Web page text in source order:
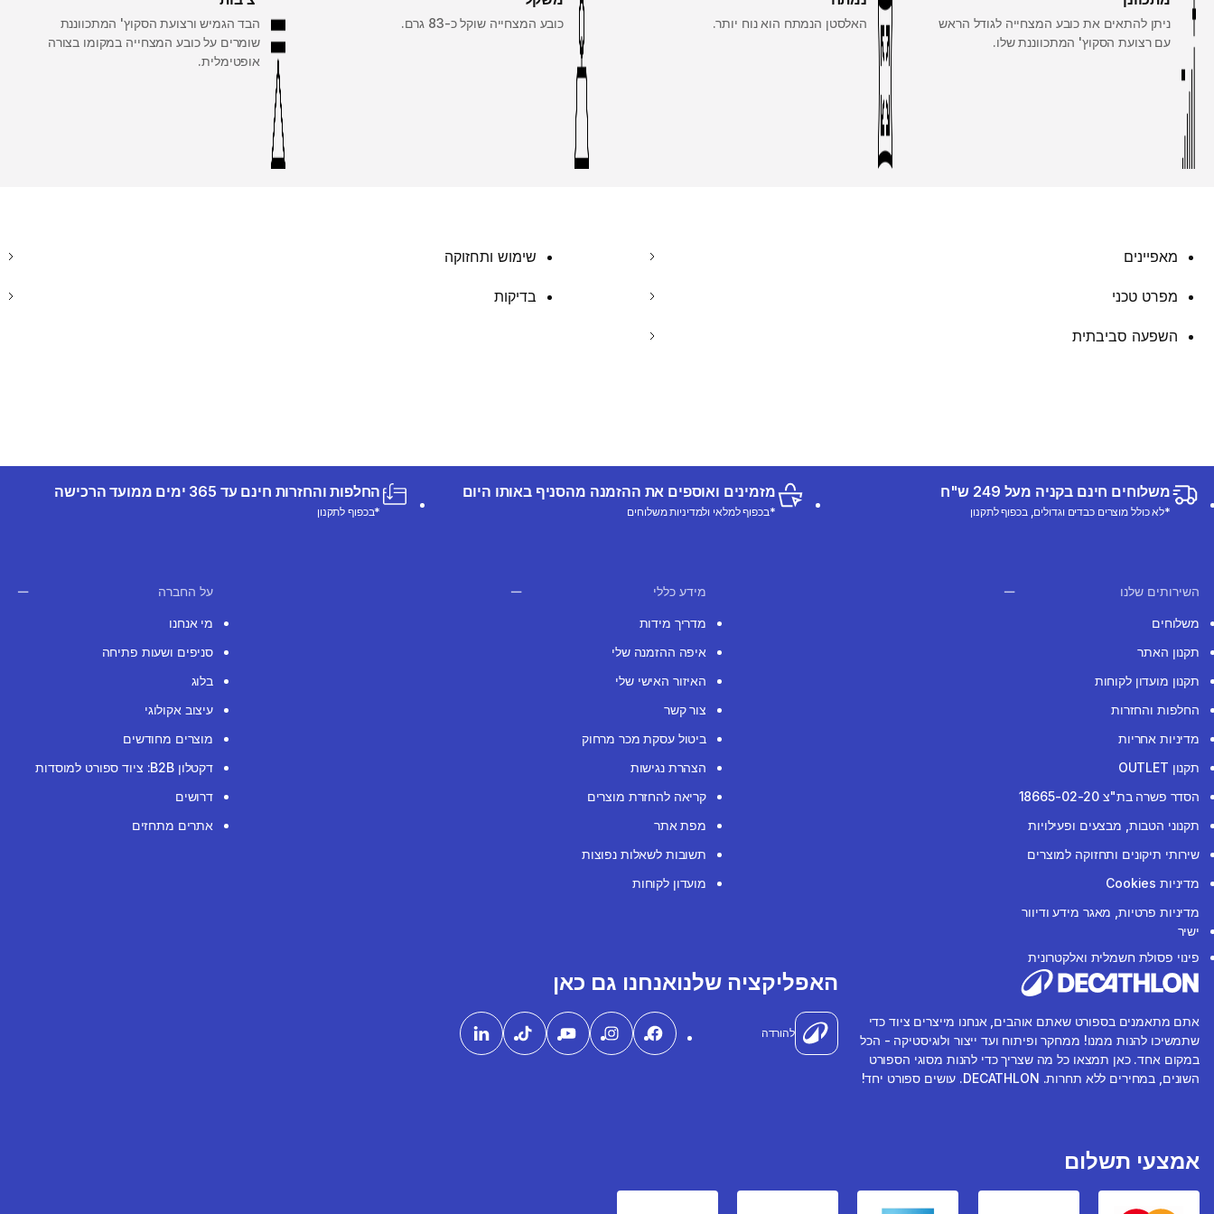
ניתן להתאים את כובע המצחייה לגודל הראש
עם רצועת הסקוץ' המתכווננת שלו.
האלסטן הנמתח הוא נוח יותר. כובע המצחייה שוקל כ-83 גרם.
הבד הגמיש ורצועת הסקוץ' המתכווננת
שומרים על כובע המצחייה במקומו בצורה
אופטימלית.
מאפיינים שימוש ותחזוקה
מפרט טכני בדיקות
השפעה סביבתית
משלוחים חינם בקניה מעל 249 ש"ח
*לא כולל מוצרים כבדים וגדולים, בכפוף לתקנון
מזמינים ואוספים את ההזמנה מהסניף באותו היום
*בכפוף למלאי ולמדיניות משלוחים
החלפות והחזרות חינם עד 365 ימים ממועד הרכישה
*בכפוף לתקנון
השירותים שלנו
משלוחים
תקנון האתר
תקנון מועדון לקוחות
החלפות והחזרות
מדיניות אחריות
תקנון OUTLET
הסדר פשרה בת"צ 18665-02-20
תקנוני הטבות, מבצעים ופעילויות
שירותי תיקונים ותחזוקה למוצרים
מדיניות Cookies
מדיניות פרטיות, מאגר מידע ודיוור
ישיר
פינוי פסולת חשמלית ואלקטרונית
מידע כללי
מדריך מידות
איפה ההזמנה שלי
האיזור האישי שלי
צור קשר
ביטול עסקת מכר מרחוק
הצהרת נגישות
קריאה להחזרת מוצרים
מפת אתר
תשובות לשאלות נפוצות
מועדון לקוחות
על החברה
מי אנחנו
סניפים ושעות פתיחה
בלוג
עיצוב אקולוגי
מוצרים מחודשים
דקטלון B2B: ציוד ספורט למוסדות
דרושים
אתרים מתחזים
אתם מתאמנים בספורט שאתם אוהבים, אנחנו מייצרים ציוד כדי
שתמשיכו להנות ממנו! ממחקר ופיתוח ועד ייצור ולוגיסטיקה - הכל
במקום אחד. כאן תמצאו כל מה שצריך כדי להנות מסוגי הספורט
השונים, במחירים ללא תחרות. DECATHLON. עושים ספורט יחד!
האפליקציה שלנו
להורדה
אנחנו גם כאן
אמצעי תשלום